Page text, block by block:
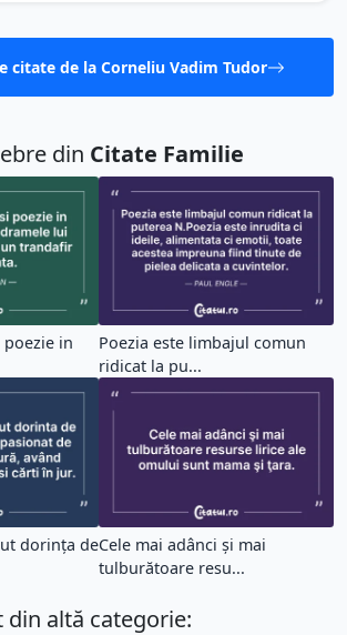
citate de la Corneliu Vadim Tudor
din Citate Familie
poezie in
Poezia este limbajul comun
ridicat la pu...
dorința deCele mai adânci şi mai
tulburătoare resu...
din altă categorie: